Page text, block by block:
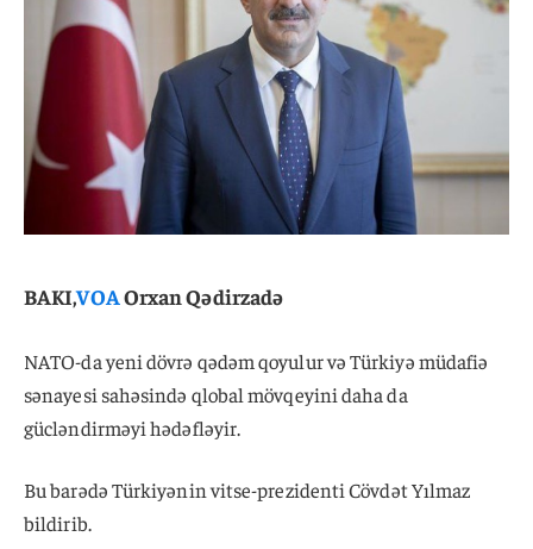
BAKI,VOAOrxan Qədirzadə
NATO-da yeni dövrə qədəm qoyulur və Türkiyə müdafiə
sənayesi sahəsində qlobal mövqeyini daha da
gücləndirməyi hədəfləyir.
Bu barədə Türkiyənin vitse-prezidenti Cövdət Yılmaz
bildirib.